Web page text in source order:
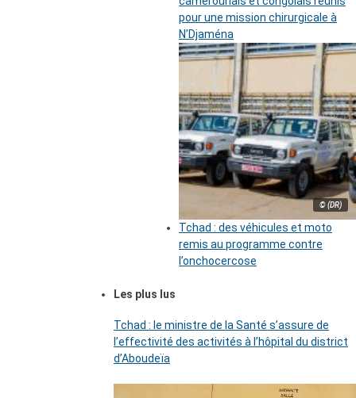
pour une mission chirurgicale à
N’Djaména
© (DR)
Tchad : des véhicules et moto
remis au programme contre
l’onchocercose
Les plus lus
Tchad : le ministre de la Santé s’assure de
l’effectivité des activités à l’hôpital du district
d’Aboudeïa